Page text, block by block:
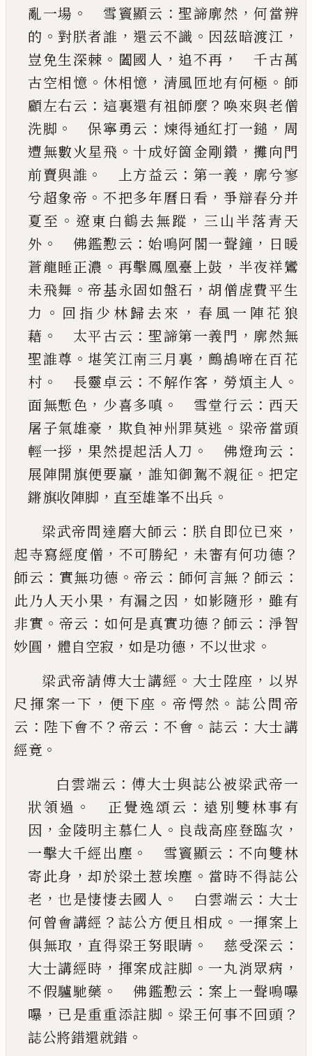
亂一場 。 雪竇顯云 ：聖諦廓然 ，何當辨
的 。對朕者誰 ， 還云不識 。 因茲暗渡江 ，
豈免生深棘 。 闔國人 ， 追不再 ，
千古萬
古空相憶 。 休相憶 ， 清風匝地有何極 。 師
顧左右云 ： 這裏還有祖師麼 ？ 喚來與老僧
洗脚 。 保寧勇云 ： 煉得通紅打一鎚 ， 周
遭無數火星飛 。十成好箇金剛鑽 ， 攤向門
前賣與誰 。 上方益云 ： 第一義 ， 廓兮寥
兮超象帝 。不把多年曆日看 ，爭辯春分并
夏至 。 遼東 白鶴去無蹤 ， 三山半落青天
外 。 佛鑑懃云 ： 始鳴阿閣一聲鐘 ， 日暖
蒼龍睡正濃 。 再擊鳳凰臺上鼓 ， 半夜祥鸞
未飛舞 。帝基永固如盤石 ，胡僧虗費平生
力 。 回指少林歸去來 ， 春風一陣花狼
藉 。 太平古云 ： 聖諦第一義門 ， 廓然無
聖誰尊 。 堪笑江南三月裏 ， 鷓鴣啼在百花
村 。 長靈卓云 ： 不解作客 ， 勞煩主人 。
面無慙色 ， 少喜多嗔 。 雪堂行云 ： 西天
屠子氣雄豪 ， 欺負神州罪莫逃 。 梁帝當頭
輕一拶 ， 果然提起活人刀 。 佛燈珣云 ：
展陣開旗便要贏 ， 誰知御駕不親征 。 把定
鏘旗收陣脚 ， 直至雄峯不出兵 。
梁武帝問達磨大師云 ： 朕自即位已來 ，
起寺寫經度僧 ， 不可勝紀 ， 未審有何功德 ？
師云 ： 實無功德 。帝云 ： 師何言無 ？ 師云 ：
此乃人天小果 ， 有漏之因 ， 如影隨形 ，雖有
非實 。 帝云 ： 如何是真實功德 ？ 師云 ：淨智
妙圓 ， 體自空寂 ， 如是功德 ， 不以世求 。
梁武帝請傅大士講經 。 大士陞座 ， 以界
尺揮案一下 ， 便下座 。 帝愕然 。誌公問帝
云 ： 陛下會不 ？ 帝云 ：不會 。 誌云 ： 大士講
經竟 。
白雲端云 ：傅大士與誌公被梁武帝一
狀領過 。 正覺逸頌云 ： 遠別雙林事有
因 ， 金陵明主慕仁人 。 良哉高座登臨次 ，
一擊大千經出塵 。 雪竇顯云 ： 不向雙林
寄此身 ，却於梁土惹埃塵 。 當時不得誌公
老 ，也是悽悽去國人 。 白雲端云 ： 大士
何曾會講經 ？ 誌公方便且相成 。 一揮案上
俱無取 ， 直得梁王努眼睛 。 慈受深云 ：
大士講經時 ， 揮案成註脚 。 一丸消眾病 ，
不假驢馳藥 。 佛鑑懃云 ： 案上一聲鳴嚗
嚗 ， 已是重重添註脚 。 梁王何事不回頭 ？
誌公將錯還就錯 。